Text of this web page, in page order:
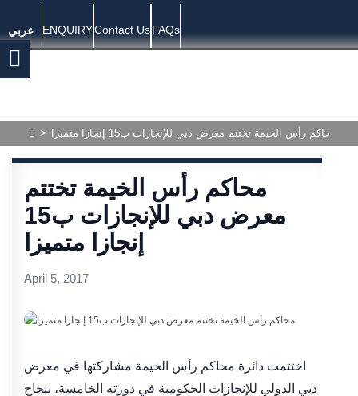
عربي ENQUIRYContact UsFAQs
> محاكم رأس الخيمة تختتم معرض دبي للإنجازات ب15 إنجازا متميزا
محاكم رأس الخيمة تختتم
معرض دبي للإنجازات ب15
إنجازا متميزا
April 5, 2017
اختتمت دائرة محاكم رأس الخيمة مشاركتها في معرض
دبي الدولي للإنجازات الحكومية في دورته الخامسة، بنجاح